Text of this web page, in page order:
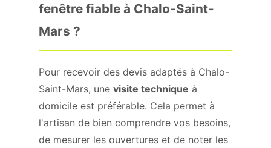
fenêtre fiable à Chalo-Saint-
Mars ?
Pour recevoir des devis adaptés à Chalo-
Saint-Mars, une visite technique à
domicile est préférable. Cela permet à
l'artisan de bien comprendre vos besoins,
de mesurer les ouvertures et de noter les